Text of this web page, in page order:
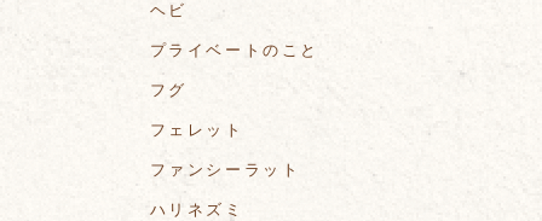
ヘビ
プライベートのこと
フグ
フェレット
ファンシーラット
ハリネズミ